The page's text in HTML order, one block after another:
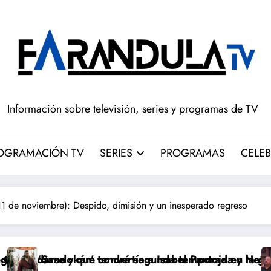
Información sobre televisión, series y programas de TV
TV SERIES PROGRAMAS
de noviembre): Despido, dimisión y un inesperado regreso
a Isabel Pantoja en la gran antagonista
segunda temporada y Netflix cambia el futuro
Pepón y Edu